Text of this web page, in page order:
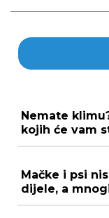
Nemate
kojih će vam
Mačke i psi
dijele, a